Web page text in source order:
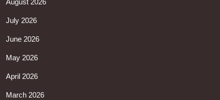
August 2026
July 2026
June 2026
May 2026
April 2026
March 2026